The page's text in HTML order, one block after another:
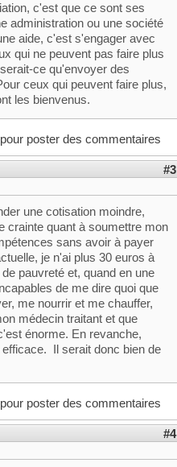
c'est que ce sont ses
administration ou une société
aide, c'est s'engager avec
qui ne peuvent pas faire plus
ce qu'envoyer des
ceux qui peuvent faire plus,
les bienvenus.
pour poster des commentaires
#3
une cotisation moindre,
crainte quant à soumettre mon
sans avoir à payer
je n'ai plus 30 euros à
pauvreté et, quand en une
de me dire quoi que
me nourrir et me chauffer,
médecin traitant et que
énorme. En revanche,
Il serait donc bien de
pour poster des commentaires
#4